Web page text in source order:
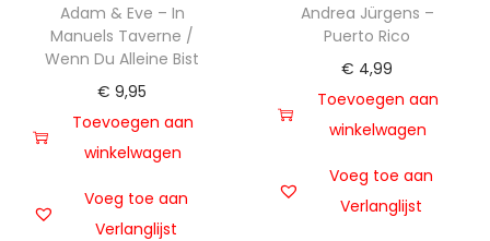
Adam & Eve – In
Manuels Taverne /
Wenn Du Alleine Bist
€ 9,95
Toevoegen aan
winkelwagen
Voeg toe aan
Verlanglijst
Andrea Jürgens –
Puerto Rico
€ 4,99
Toevoegen aan
winkelwagen
Voeg toe aan
Verlanglijst